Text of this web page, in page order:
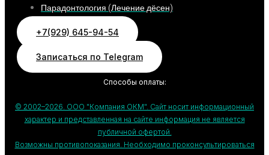
Парадонтология (Лечение дёсен)
+7(929) 645-94-54
Записаться по Telegram
Способы оплаты:
© 2002–2026. ООО "Компания ОКМ". Сайт носит информационный
характер и представленная на сайте информация не является
публичной офертой.
Возможны противопоказания. Необходимо проконсультироваться